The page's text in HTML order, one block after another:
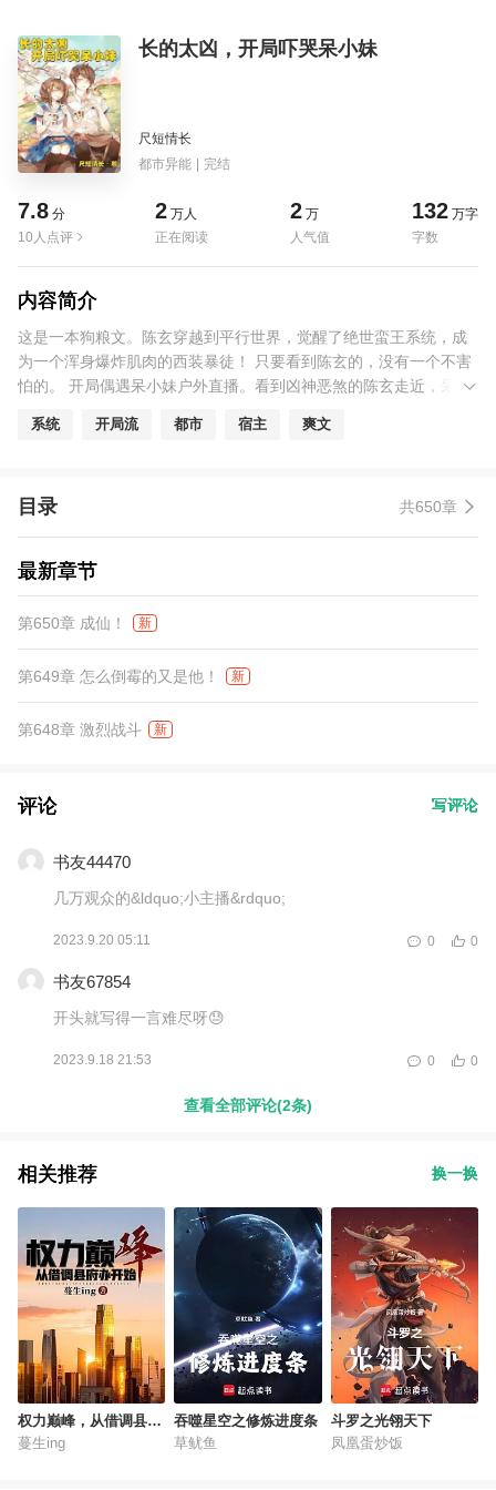
长的太凶，开局吓哭呆小妹
尺短情长
都市异能 | 完结
7.8 分
10人点评
2 万人
正在阅读
2 万
人气值
132 万字
字数
内容简介
这是一本狗粮文。陈玄穿越到平行世界，觉醒了绝世蛮王系统，成
为一个浑身爆炸肌肉的西装暴徒！ 只要看到陈玄的，没有一个不害
怕的。 开局偶遇呆小妹户外直播。看到凶神恶煞的陈玄走近，呆小
个遵纪守法的好市民啊！”
系统 开局流 都市 宿主 爽文
目录 共650章
最新章节
第650章 成仙！ 新
第649章 怎么倒霉的又是他！ 新
第648章 激烈战斗 新
评论 写评论
书友44470
几万观众的&ldquo;小主播&rdquo;
2023.9.20 05:11 0
0
书友67854
开头就写得一言难尽呀😓
2023.9.18 21:53 0
0
查看全部评论(2条)
相关推荐 换一换
权力巅峰，从借调县府
办开始
蔓生ing
吞噬星空之修炼进度条
草鱿鱼
斗罗之光翎天下
凤凰蛋炒饭